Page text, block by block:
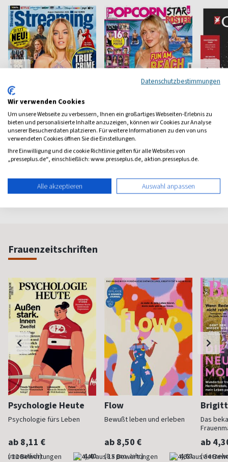
Streaming
Wissen, was wo läuft
(alle 2 Monate)
Popcorn
Teen Magazin
(alle 2 Monate) 4,29
stern
Frauenzeitschriften
Psychologie Heute
Psychologie fürs Leben
ab 8,11 €
(monatlich) 4,40
Flow
Bewußt leben und erleben
ab 8,50 €
(8 x pro Jahr) 4,63
Das
ab
Datenschutzbestimmungen
Wir verwenden Cookies
Um unsere Webseite zu verbessern, Ihnen ein großartiges Webseiten-Erlebnis zu
bieten und personalisierte Inhalte anzuzeigen, können wir Cookies zur Analyse
unserer Besucherdaten platzieren. Für weitere Informationen zu den von uns
verwendeten Cookies öffnen Sie die Einstellungen.
Ihre Einwilligung und die cookie Richtlinie gelten für alle Websites von
„presseplus.de“, einschließlich: www.presseplus.de, aktion.presseplus.de.
Alle akzeptieren Auswahl anpassen